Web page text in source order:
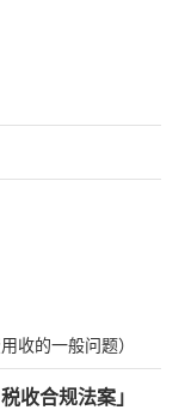
收的一般问题）
收合规法案」